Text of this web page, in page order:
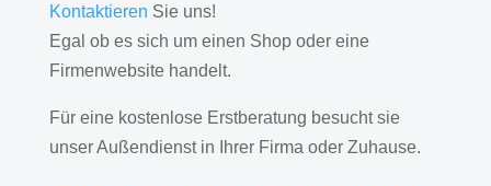
Kontaktieren Sie uns!
Egal ob es sich um einen Shop oder eine
Firmenwebsite handelt.
Für eine kostenlose Erstberatung besucht sie
unser Außendienst in Ihrer Firma oder Zuhause.